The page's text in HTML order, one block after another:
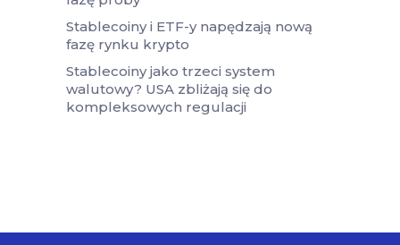
Stablecoiny i ETF-y napędzają nową
fazę rynku krypto
Stablecoiny jako trzeci system
walutowy? USA zbliżają się do
kompleksowych regulacji